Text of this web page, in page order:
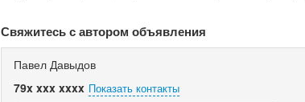
Свяжитесь с автором объявления
Павел Давыдов
79x xxx xxxx Показать контакты